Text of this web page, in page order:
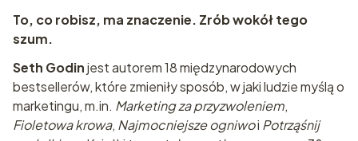
To, co robisz, ma znaczenie. Zrób wokół tego
szum.
Seth Godinjest autorem 18 międzynarodowych
bestsellerów, które zmieniły sposób, w jaki ludzie myślą o
marketingu, m.in. Marketing za przyzwoleniem,
Fioletowa krowa, Najmocniejsze ogniwoi Potrząśnij